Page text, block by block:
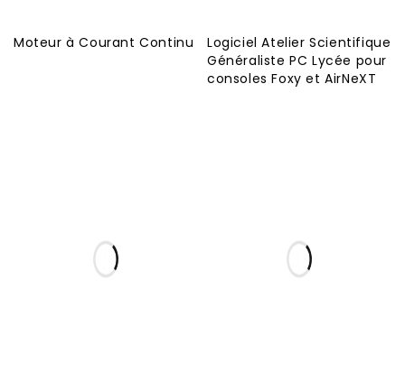
Moteur à Courant Continu
Logiciel Atelier Scientifique
Généraliste PC Lycée pour
consoles Foxy et AirNeXT